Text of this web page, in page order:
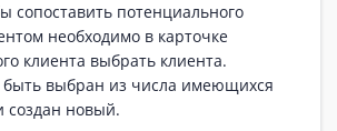
сопоставить потенциального
необходимо в карточке
клиента выбрать клиента.
быть выбран из числа имеющихся
создан новый.